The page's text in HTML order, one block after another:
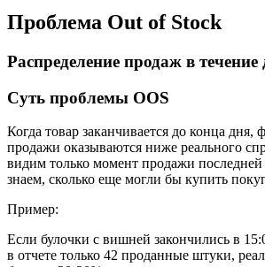
Проблема Out of Stock
Распределение продаж в течение
Суть проблемы OOS
Когда товар заканчивается до конца дня,
продажи оказываются ниже реального
видим только момент продажи
знаем, сколько еще могли бы купить
Пример:
Если булочки с вишней закончились в
в отчете только 42 проданные штуки,